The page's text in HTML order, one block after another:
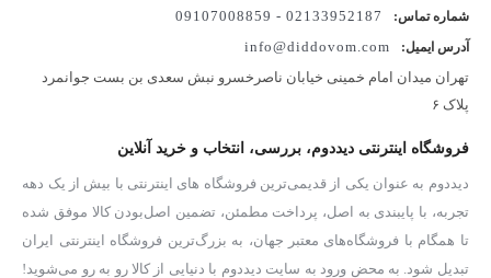
شماره تماس: 02133952187 - 09107008859
آدرس ایمیل:
info@diddovom.com
تهران میدان امام خمینی خیابان ناصرخسرو نبش سعدی بن بست جوانمرد
پلاک ۶
فروشگاه اینترنتی دیددوم، بررسی، انتخاب و خرید آنلاین
دیددوم به عنوان یکی از قدیمی‌ترین فروشگاه های اینترنتی با بیش از یک دهه
تجربه، با پایبندی به اصل، پرداخت مطمئن، تضمین اصل‌بودن کالا موفق شده
تا همگام با فروشگاه‌های معتبر جهان، به بزرگ‌ترین فروشگاه اینترنتی ایران
تبدیل شود. به محض ورود به سایت دیددوم با دنیایی از کالا رو به رو می‌شوید!